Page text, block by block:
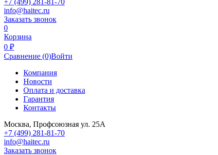
+7 (499) 281-81-70
info@haitec.ru
Заказать звонок
0
Корзина
0 ₽
Сравнение (0)Войти
Компания
Новости
Оплата и доставка
Гарантия
Контакты
Москва, Профсоюзная ул. 25А
+7 (499) 281-81-70
info@haitec.ru
Заказать звонок